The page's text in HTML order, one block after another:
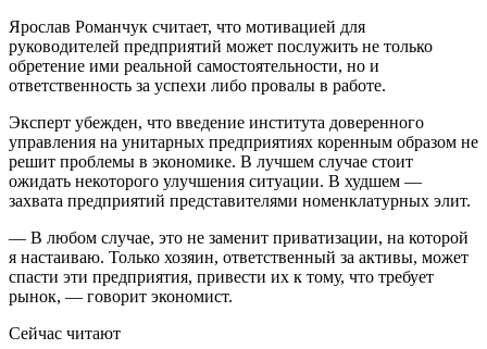
Ярослав Романчук считает, что мотивацией для
руководителей предприятий может послужить не только
обретение ими реальной самостоятельности, но и
ответственность за успехи либо провалы в работе.
Эксперт убежден, что введение института доверенного
управления на унитарных предприятиях коренным образом не
решит проблемы в экономике. В лучшем случае стоит
ожидать некоторого улучшения ситуации. В худшем —
захвата предприятий представителями номенклатурных элит.
— В любом случае, это не заменит приватизации, на которой
я настаиваю. Только хозяин, ответственный за активы, может
спасти эти предприятия, привести их к тому, что требует
рынок, — говорит экономист.
Сейчас читают